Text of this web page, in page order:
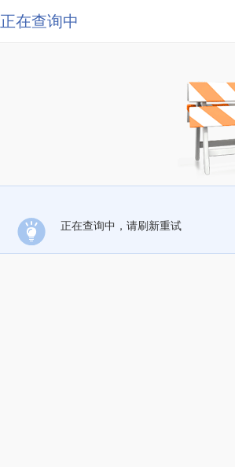
正在查询中
正在查询中，请刷新重试